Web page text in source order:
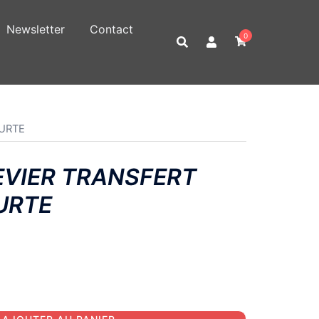
Newsletter Contact 0
TRANSFERT